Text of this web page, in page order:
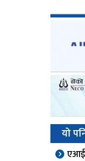
यो